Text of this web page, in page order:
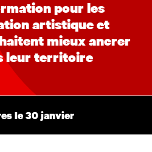
pour les
artistique et
mieux ancrer
leur territoire
le 30 janvier